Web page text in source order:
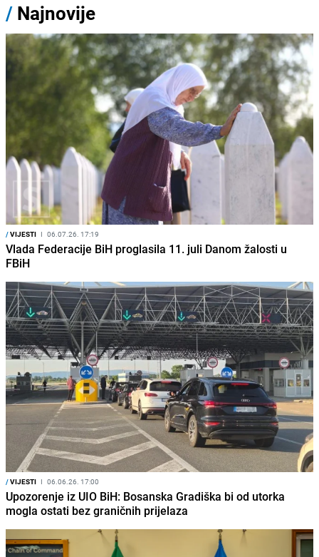
/ Najnovije
/VIJESTI I 06.07.26. 17:19
Vlada Federacije BiH proglasila 11. juli Danom žalosti u
FBiH
/VIJESTI I 06.06.26. 17:00
Upozorenje iz UIO BiH: Bosanska Gradiška bi od utorka
mogla ostati bez graničnih prijelaza